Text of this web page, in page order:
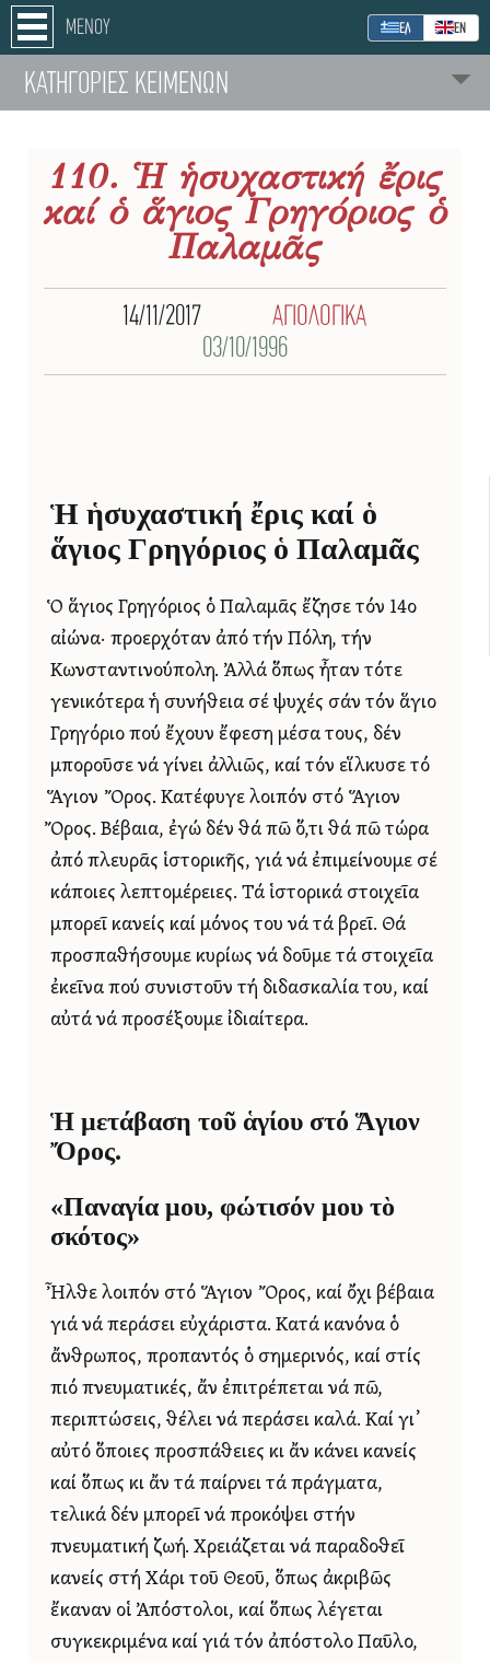
ΜΕΝΟΥ ΕΛ ΕΝ
ΚΑΤΗΓΟΡΙΕΣ ΚΕΙΜΕΝΩΝ
110. Ἡ ἡσυχαστική ἔρις
καί ὁ ἅγιος Γρηγόριος ὁ
Παλαμᾶς
14/11/2017
ΑΓΙΟΛΟΓΙΚΑ
03/10/1996
Ἡ ἡσυχαστική ἔρις καί ὁ
ἅγιος Γρηγόριος ὁ Παλαμᾶς
Ὁ ἅγιος Γρηγόριος ὁ Παλαμᾶς ἔζησε τόν 14ο
αἰώνα· προερχόταν ἀπό τήν Πόλη, τήν
Κωνσταντινούπολη. Ἀλλά ὅπως ἦταν τότε
γενικότερα ἡ συνήθεια σέ ψυχές σάν τόν ἅγιο
Γρηγόριο πού ἔχουν ἔφεση μέσα τους, δέν
μποροῦσε νά γίνει ἀλλιῶς, καί τόν εἵλκυσε τό
Ἅγιον Ὄρος. Κατέφυγε λοιπόν στό Ἅγιον
Ὄρος. Βέβαια, ἐγώ δέν θά πῶ ὅ,τι θά πῶ τώρα
ἀπό πλευρᾶς ἱστορικῆς, γιά νά ἐπιμείνουμε σέ
κάποιες λεπτομέρειες. Τά ἱστορικά στοιχεῖα
μπορεῖ κανείς καί μόνος του νά τά βρεῖ. Θά
προσπαθήσουμε κυρίως νά δοῦμε τά στοιχεῖα
ἐκεῖνα πού συνιστοῦν τή διδασκαλία του, καί
αὐτά νά προσέξουμε ἰδιαίτερα.
Ἡ μετάβαση τοῦ ἁγίου στό Ἅγιον
Ὄρος.
«Παναγία μου, φώτισόν μου τὸ
σκότος»
Ἦλθε λοιπόν στό Ἅγιον Ὄρος, καί ὄχι βέβαια
γιά νά περάσει εὐχάριστα. Κατά κανόνα ὁ
ἄνθρωπος, προπαντός ὁ σημερινός, καί στίς
πιό πνευματικές, ἄν ἐπιτρέπεται νά πῶ,
περιπτώσεις, θέλει νά περάσει καλά. Καί γι᾿
αὐτό ὅποιες προσπάθειες κι ἄν κάνει κανείς
καί ὅπως κι ἄν τά παίρνει τά πράγματα,
τελικά δέν μπορεῖ νά προκόψει στήν
πνευματική ζωή. Χρειάζεται νά παραδοθεῖ
κανείς στή Χάρι τοῦ Θεοῦ, ὅπως ἀκριβῶς
ἔκαναν οἱ Ἀπόστολοι, καί ὅπως λέγεται
συγκεκριμένα καί γιά τόν ἀπόστολο Παῦλο,